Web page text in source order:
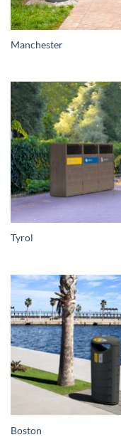
Manchester
Tyrol
Boston